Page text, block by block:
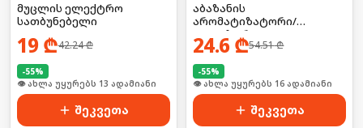
მუცლის ელექტრო
სათბუნებელი
19 ₾42.24₾
-55%
🛒 ბოლო 24სთ-ში იყიდა 17-მა
შეკვეთა
აბაზანის
არომატიზატორი/
დიფუზორი
24.6 ₾54.51₾
-55%
🛒 ბოლო 24სთ-ში იყიდა 21-მა
შეკვეთა